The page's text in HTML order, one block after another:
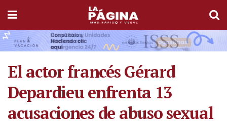
El actor francés Gérard
Depardieu enfrenta 13
acusaciones de abuso sexual